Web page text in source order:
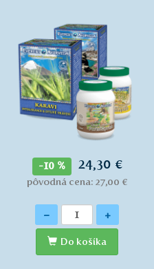
-10 % 24,30 €
pôvodná cena: 27,00 €
Množstvo
- +
Do košíka